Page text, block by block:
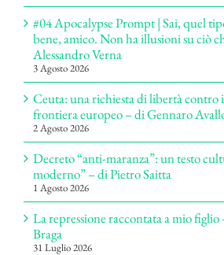
#04 Apocalypse Prompt | Sai, quel
bene, amico. Non ha illusioni su ciò
Alessandro Verna
3 Agosto 2026
Ceuta: una richiesta di libertà contro
frontiera europeo – di Gennaro
2 Agosto 2026
Decreto “anti-maranza”: un testo
moderno” – di Pietro Saitta
1 Agosto 2026
La repressione raccontata a mio
Braga
31 Luglio 2026